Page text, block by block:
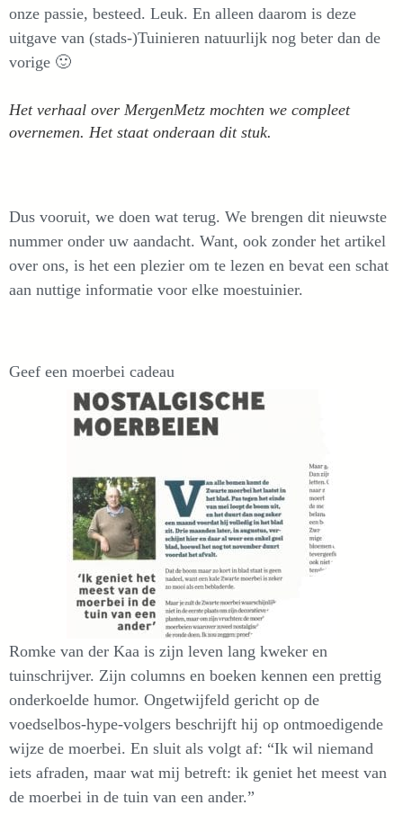
onze passie, besteed. Leuk. En alleen daarom is deze
uitgave van (stads-)Tuinieren natuurlijk nog beter dan de
vorige 🙂
Het verhaal over MergenMetz mochten we compleet
overnemen. Het staat onderaan dit stuk.
Dus vooruit, we doen wat terug. We brengen dit nieuwste
nummer onder uw aandacht. Want, ook zonder het artikel
over ons, is het een plezier om te lezen en bevat een schat
aan nuttige informatie voor elke moestuinier.
Geef een moerbei cadeau
Romke van der Kaa is zijn leven lang kweker en
tuinschrijver. Zijn columns en boeken kennen een prettig
onderkoelde humor. Ongetwijfeld gericht op de
voedselbos-hype-volgers beschrijft hij op ontmoedigende
wijze de moerbei. En sluit als volgt af: “Ik wil niemand
iets afraden, maar wat mij betreft: ik geniet het meest van
de moerbei in de tuin van een ander.”